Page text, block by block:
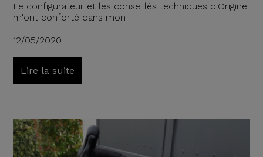
Le configurateur et les conseillés techniques d'Origine
m'ont conforté dans mon
12/05/2020
Lire la suite